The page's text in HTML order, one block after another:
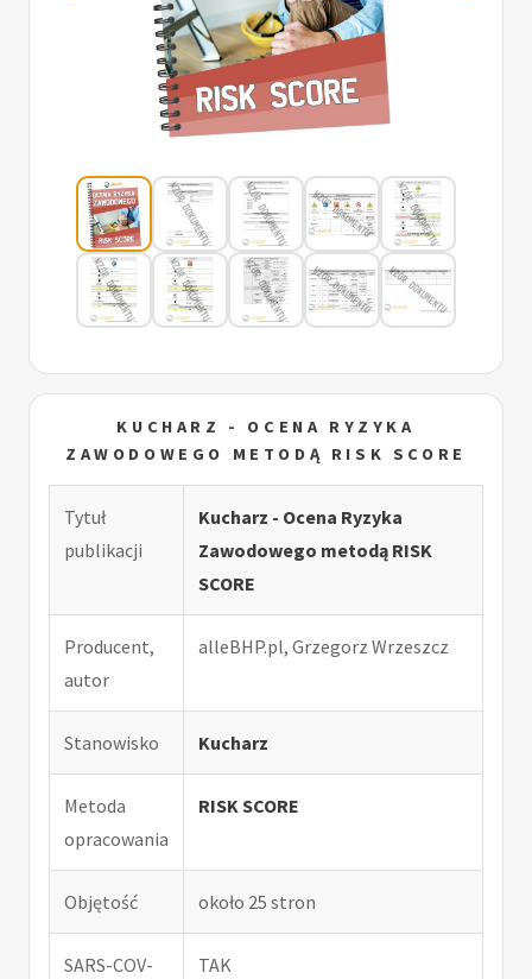
KUCHARZ - OCENA RYZYKA
ZAWODOWEGO METODĄ RISK SCORE
Tytuł
publikacji
Kucharz - Ocena Ryzyka
Zawodowego metodą RISK
SCORE
Producent,
autor
alleBHP.pl, Grzegorz Wrzeszcz
Stanowisko Kucharz
Metoda
opracowania
RISK SCORE
Objętość około 25 stron
SARS-COV-
TAK